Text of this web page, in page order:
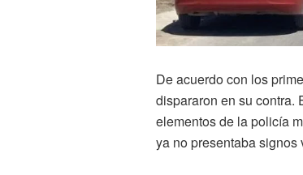
De acuerdo con los
dispararon en su contra.
elementos de la policía
ya no presentaba signos